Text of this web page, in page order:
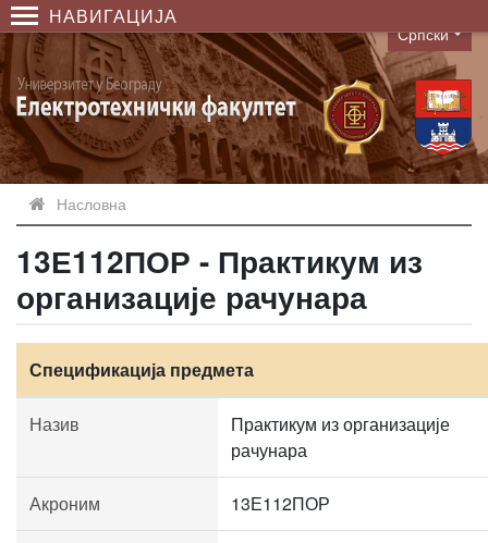
НАВИГАЦИЈА
Language
Српски
Насловна
13Е112ПОР - Практикум из
организације рачунара
Спецификација предмета
Назив
Практикум из организације
рачунара
Акроним 13Е112ПОР